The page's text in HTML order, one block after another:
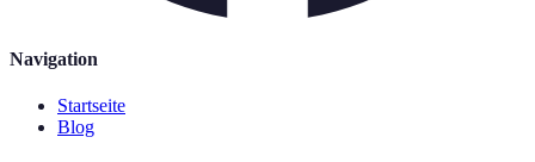
Navigation
Startseite
Blog